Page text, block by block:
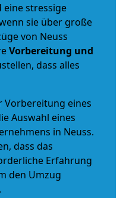
eine stressige
sie über große
von Neuss
Vorbereitung und
dass alles
Vorbereitung eines
Auswahl eines
in Neuss.
dass das
Erfahrung
den Umzug